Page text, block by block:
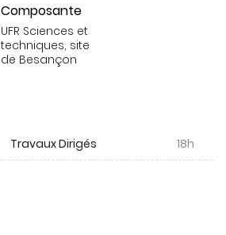
Composante
UFR Sciences et
techniques, site
de Besançon
Travaux Dirigés 18h